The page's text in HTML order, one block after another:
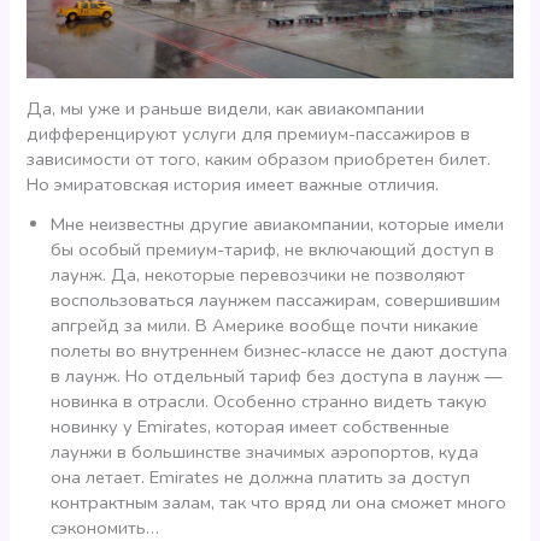
Да, мы уже и раньше видели, как авиакомпании
дифференцируют услуги для премиум-пассажиров в
зависимости от того, каким образом приобретен билет.
Но эмиратовская история имеет важные отличия.
Мне неизвестны другие авиакомпании, которые имели
бы особый премиум-тариф, не включающий доступ в
лаунж. Да, некоторые перевозчики не позволяют
воспользоваться лаунжем пассажирам, совершившим
апгрейд за мили. В Америке вообще почти никакие
полеты во внутреннем бизнес-классе не дают доступа
в лаунж. Но отдельный тариф без доступа в лаунж —
новинка в отрасли. Особенно странно видеть такую
новинку у Emirates, которая имеет собственные
лаунжи в большинстве значимых аэропортов, куда
она летает. Emirates не должна платить за доступ
контрактным залам, так что вряд ли она сможет много
сэкономить…